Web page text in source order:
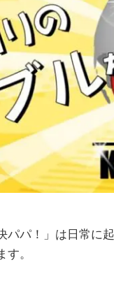
パパ！」は日常
。